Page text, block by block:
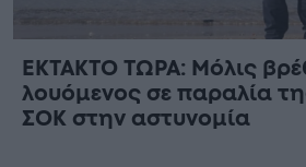
ΕΚΤΑΚΤΟ ΤΩΡΑ: Μόλις
λουόμενος σε παραλία
ΣΟΚ στην αστυνομία